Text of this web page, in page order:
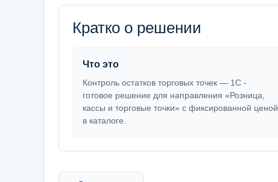
Кратко о решении
Что это
Контроль остатков торговых точек — 1С -
готовое решение для направления «Розница,
кассы и торговые точки» с фиксированной ценой
в каталоге.